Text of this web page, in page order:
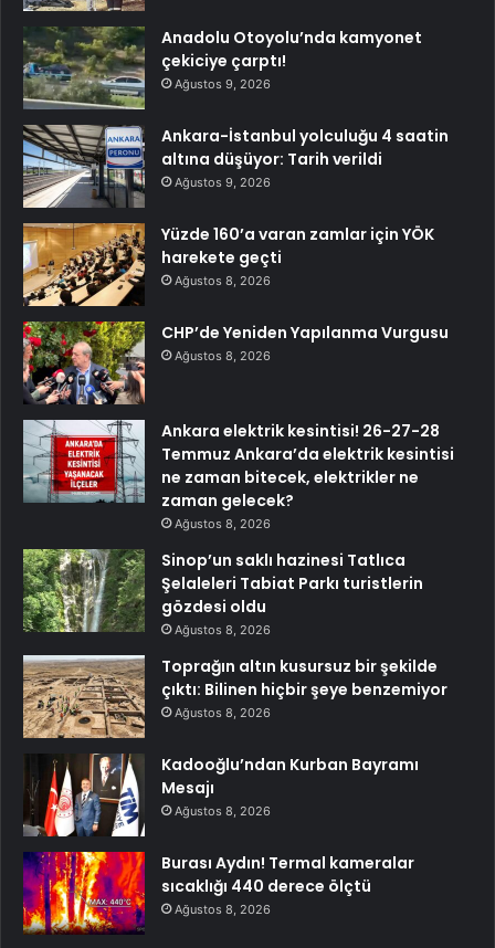
Anadolu Otoyolu’nda kamyonet
çekiciye çarptı!
Ağustos 9, 2026
Ankara-İstanbul yolculuğu 4 saatin
altına düşüyor: Tarih verildi
Ağustos 9, 2026
Yüzde 160’a varan zamlar için YÖK
harekete geçti
Ağustos 8, 2026
CHP’de Yeniden Yapılanma Vurgusu
Ağustos 8, 2026
Ankara elektrik kesintisi! 26-27-28
Temmuz Ankara’da elektrik kesintisi
ne zaman bitecek, elektrikler ne
zaman gelecek?
Ağustos 8, 2026
Sinop’un saklı hazinesi Tatlıca
Şelaleleri Tabiat Parkı turistlerin
gözdesi oldu
Ağustos 8, 2026
Toprağın altın kusursuz bir şekilde
çıktı: Bilinen hiçbir şeye benzemiyor
Ağustos 8, 2026
Kadooğlu’ndan Kurban Bayramı
Mesajı
Ağustos 8, 2026
Burası Aydın! Termal kameralar
sıcaklığı 440 derece ölçtü
Ağustos 8, 2026